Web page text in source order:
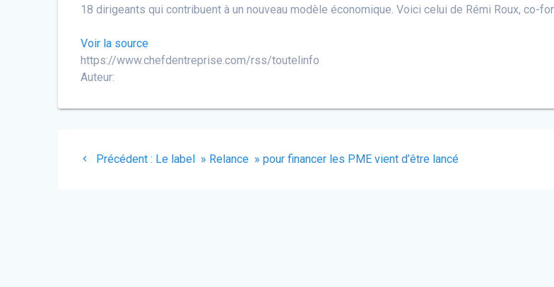
18 dirigeants qui contribuent à un nouveau modèle économique. Voici celui de Rémi Roux, co-
Voir la source
https://www.chefdentreprise.com/rss/toutelinfo
Auteur:
Navigation
Précédent : Article
Le label » Relance » pour financer les PME vient d’être lancé